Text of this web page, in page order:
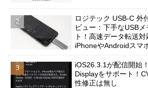
ロジテック USB-C 外
ビュー：下手なUSB
ト！高速データ転送対
iPhoneやAndroidスマ
iOS26.3.1が配信開始
Displayをサポート！
性修正は無し